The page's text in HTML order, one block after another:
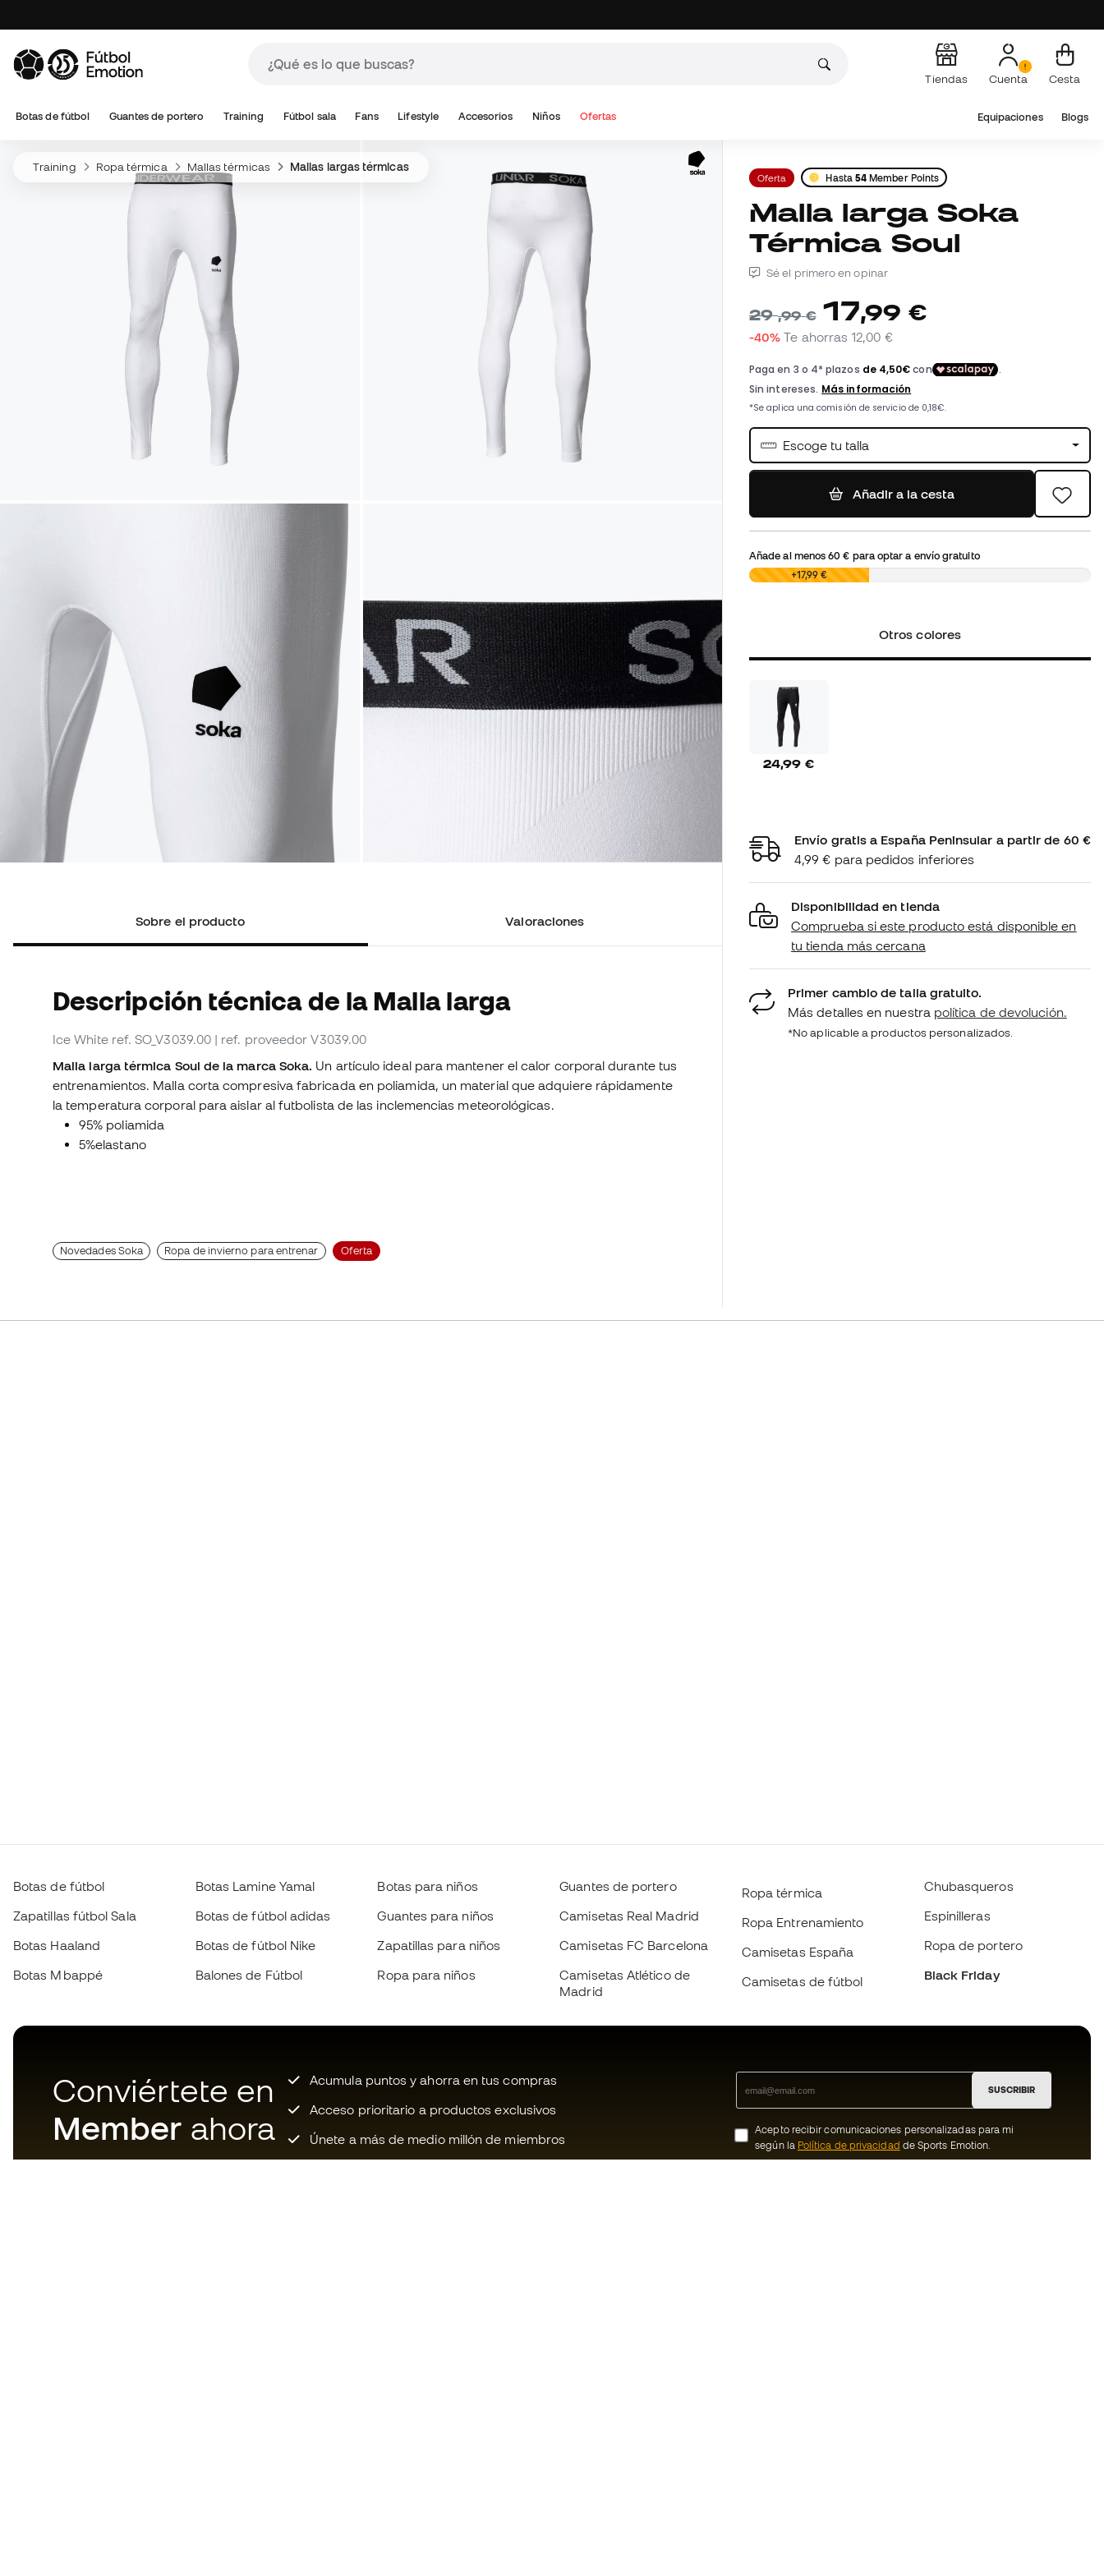
Tiendas Cuenta Cesta
Botas de fútbol Guantes de portero Training Fútbol sala Fans Lifestyle Accesorios Niños Ofertas Equipaciones Blogs
Training Ropa térmica Mallas térmicas Mallas largas térmicas
Sobre el producto Valoraciones
Descripción técnica de la Malla larga
Ice White ref. SO_V3039.00 | ref. proveedor V3039.00
Malla larga térmica Soul de la marca Soka. Un artículo ideal para mantener el calor corporal durante tus
entrenamientos. Malla corta compresiva fabricada en poliamida, un material que adquiere rápidamente
la temperatura corporal para aislar al futbolista de las inclemencias meteorológicas.
95% poliamida
5%elastano
Novedades Soka Ropa de invierno para entrenar Oferta
Oferta Hasta 54 Member Points
Malla larga Soka
Térmica Soul
Sé el primero en opinar
29,99 € 17,99 €
-40% Te ahorras12,00 €
Escoge tu talla
Añadir a la cesta
Añade al menos60 € para optar a envío gratuito
0,00 € +17,99 €
Otros colores
24,99 €
Envío gratis a España Peninsular a partir de 60 €
4,99 € para pedidos inferiores
Disponibilidad en tienda
Comprueba si este producto está disponible en
tu tienda más cercana
Primer cambio de talla gratuito.
Más detalles en nuestra política de devolución.
*No aplicable a productos personalizados.
Botas de fútbol
Zapatillas fútbol Sala
Botas Haaland
Botas Mbappé
Botas Lamine Yamal
Botas de fútbol adidas
Botas de fútbol Nike
Balones de Fútbol
Botas para niños
Guantes para niños
Zapatillas para niños
Ropa para niños
Guantes de portero
Camisetas Real Madrid
Camisetas FC Barcelona
Camisetas Atlético de
Madrid
Ropa térmica
Ropa Entrenamiento
Camisetas España
Camisetas de fútbol
Chubasqueros
Espinilleras
Ropa de portero
Black Friday
Conviértete en
Member ahora
Acumula puntos y ahorra en tus compras
Acceso prioritario a productos exclusivos
Únete a más de medio millón de miembros
SUSCRIBIR
Acepto recibir comunicaciones personalizadas para mi
según la Política de privacidad de Sports Emotion.